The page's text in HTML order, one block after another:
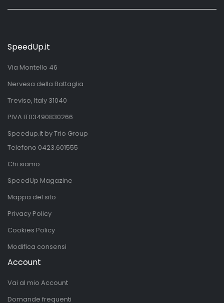
SpeedUp.it
Via Montello 46
Nervesa della Battaglia
Treviso, Italy 31040
PIVA IT03490830266
Speedup.it by Trio Group
Telefono 0423.601555
Chi siamo
SpeedUp Magazine
Mappa del sito
Privacy Policy
Cookies Policy
Modifica consensi
Account
Vai al mio Account
Domande frequenti